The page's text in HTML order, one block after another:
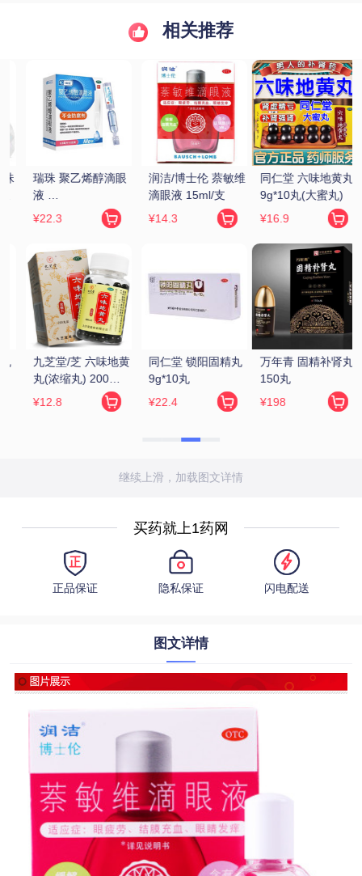
相关推荐
同仁堂 六味地黄丸
9g*10丸(大蜜丸)
¥16.9
金水宝 金水宝胶囊
0.33g*9粒*12板
¥72.17
白云山/花城 龟鹿补
肾丸 4.5g*12袋
¥29.9
万年青 固精补肾丸
150丸
¥198
汇仁 肾宝片
0.7g*126片/瓶
¥229
张恒春 六味地黄丸
200丸(浓缩丸)
¥6.5
继续上滑，加载图文详情
买药就上1药网
正品保证 隐私保证 闪电配送
图文详情